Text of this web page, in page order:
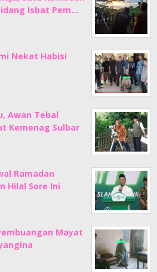
Isbat Pem…
Nekat Habisi
Awan Tebal
Kemenag Sulbar
Ramadan
Hilal Sore Ini
Mayat